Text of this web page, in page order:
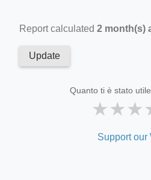
Report calculated 2 month(s)
Update
Quanto ti è stato
★★★
Support our